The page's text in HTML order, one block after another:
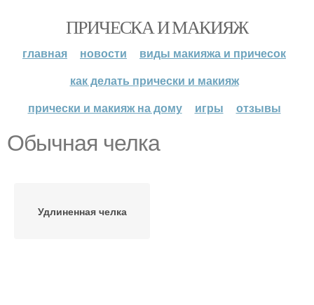
ПРИЧЕСКА И МАКИЯЖ
главная новости
виды макияжа и причесок
как делать прически и макияж
прически и макияж на дому
игры отзывы
Обычная челка
Удлиненная челка